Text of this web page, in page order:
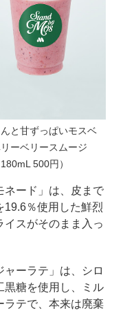
んと甘ずっぱいモスベ
ーベリースムージ
500円）
ネード」は、皮まで
19.6％使用した鮮烈
イスがそのまま入っ
ャーラテ」は、シロ
黒糖を使用し、ミル
ラテで、本来は廃棄